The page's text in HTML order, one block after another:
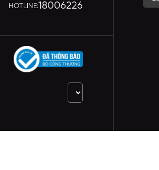
HOTLINE:18006226